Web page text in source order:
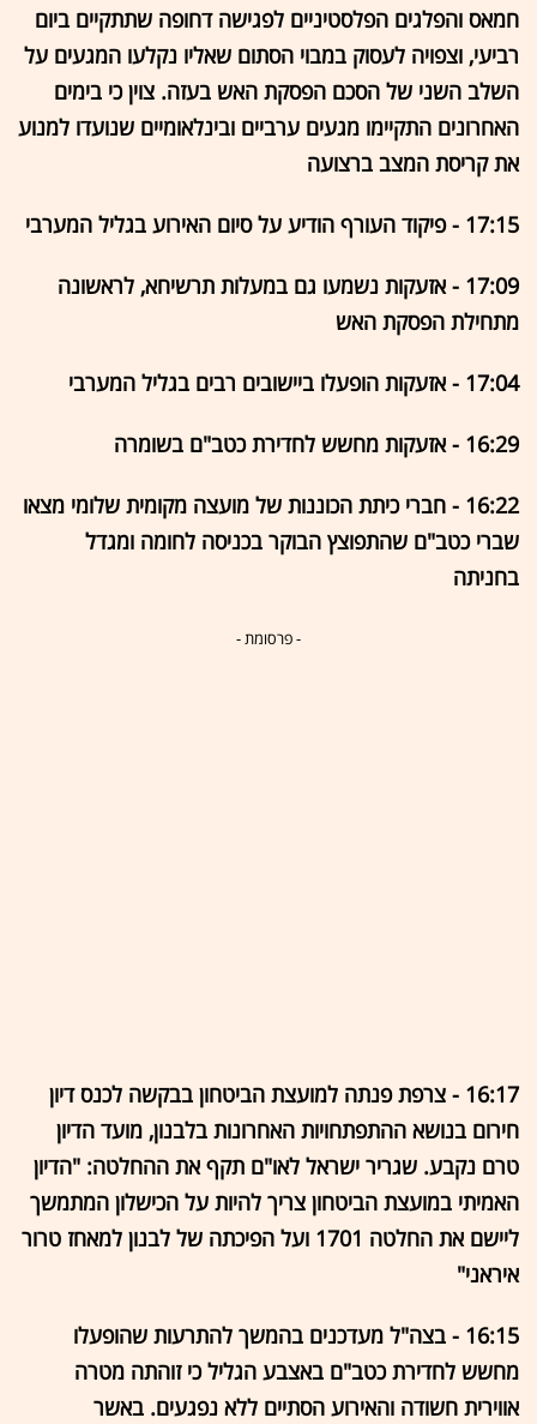
חמאס והפלגים הפלסטיניים לפגישה דחופה שתתקיים ביום
רביעי, וצפויה לעסוק במבוי הסתום שאליו נקלעו המגעים על
השלב השני של הסכם הפסקת האש בעזה. צוין כי בימים
האחרונים התקיימו מגעים ערביים ובינלאומיים שנועדו למנוע
את קריסת המצב ברצועה
17:15 - פיקוד העורף הודיע על סיום האירוע בגליל המערבי
17:09 - אזעקות נשמעו גם במעלות תרשיחא, לראשונה
מתחילת הפסקת האש
17:04 - אזעקות הופעלו ביישובים רבים בגליל המערבי
16:29 - אזעקות מחשש לחדירת כטב"ם בשומרה
16:22 - חברי כיתת הכוננות של מועצה מקומית שלומי מצאו
שברי כטב"ם שהתפוצץ הבוקר בכניסה לחומה ומגדל
בחניתה
- פרסומת -
16:17 - צרפת פנתה למועצת הביטחון בבקשה לכנס דיון
חירום בנושא ההתפתחויות האחרונות בלבנון, מועד הדיון
טרם נקבע. שגריר ישראל לאו"ם תקף את ההחלטה: "הדיון
האמיתי במועצת הביטחון צריך להיות על הכישלון המתמשך
ליישם את החלטה 1701 ועל הפיכתה של לבנון למאחז טרור
איראני"
16:15 - בצה"ל מעדכנים בהמשך להתרעות שהופעלו
מחשש לחדירת כטב"ם באצבע הגליל כי זוהתה מטרה
אווירית חשודה והאירוע הסתיים ללא נפגעים. באשר